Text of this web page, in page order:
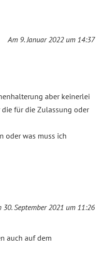
Am 9. Januar 2022 um 14:37
aber keinerlei
für die Zulassung oder
oder was muss ich
30. September 2021 um 11:26
auch auf dem